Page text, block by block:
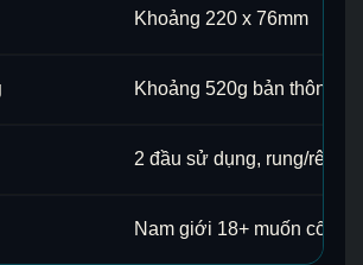
Khoảng 220 x 76mm
Khoảng 520g bản thông
2 đầu sử dụng, rung/rên,
Nam giới 18+ muốn cốc 2